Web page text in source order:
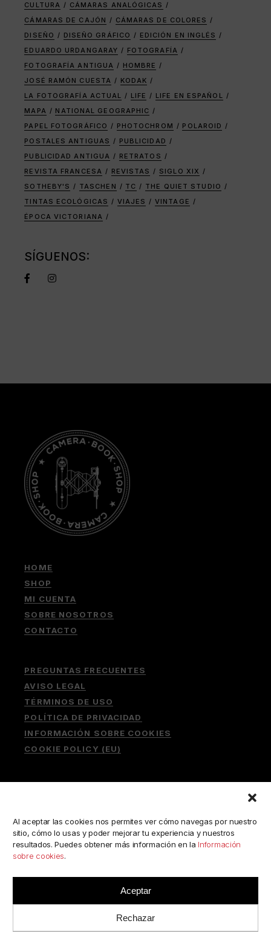
Al aceptar las cookies nos permites ver cómo navegas por nuestro
sitio, cómo lo usas y poder mejorar tu experiencia y nuestros
resultados. Puedes obtener más información en la Información
sobre cookies.
Aceptar
Rechazar
CULTURA
CÁMARAS ANALÓGICAS
CÁMARAS DE CAJÓN
CÁMARAS DE COLORES
DISEÑO
DISEÑO GRÁFICO
EDICIÓN EN INGLÉS
EDUARDO URDANGARAY
FOTOGRAFÍA
FOTOGRAFÍA ANTIGUA
HOMBRE
JOSÉ RAMÓN CUESTA
KODAK
LA FOTOGRAFÍA ACTUAL
LIFE
LIFE EN ESPAÑOL
MAPA
NATIONAL GEOGRAPHIC
PAPEL FOTOGRÁFICO
PHOTOCHROM
POLAROID
POSTALES ANTIGUAS
PUBLICIDAD
PUBLICIDAD ANTIGUA
RETRATOS
REVISTA FRANCESA
REVISTAS
SIGLO XIX
SOTHEBY'S
TASCHEN TC
THE QUIET STUDIO
TINTAS ECOLÓGICAS
VIAJES
VINTAGE
ÉPOCA VICTORIANA
SÍGUENOS:
HOME
SHOP
MI CUENTA
SOBRE NOSOTROS
CONTACTO
PREGUNTAS FRECUENTES
AVISO LEGAL
TÉRMINOS DE USO
POLÍTICA DE PRIVACIDAD
INFORMACIÓN SOBRE COOKIES
COOKIE POLICY (EU)
Buscar: